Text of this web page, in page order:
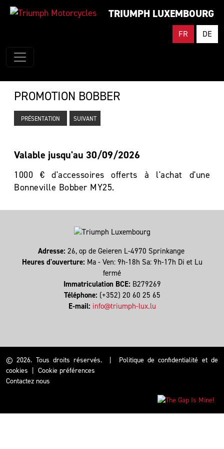
TRIUMPH LUXEMBOURG
FR DE
PROMOTION BOBBER
PRÉSENTATION SUIVANT
Valable jusqu'au 30/09/2026
1000 € d'accessoires offerts à l'achat d'une
Bonneville Bobber MY25.
Adresse: 26, op de Geieren L-4970 Sprinkange
Heures d'ouverture: Ma - Ven: 9h-18h Sa: 9h-17h Di et Lu
fermé
Immatriculation BCE: B279269
Téléphone: (+352) 20 60 25 65
E-mail: info@triumph-lux.lu
© 2026. Tous droits réservés.
Politique de confidentialité et de
cookies
Cookie préférences
Contactez nous